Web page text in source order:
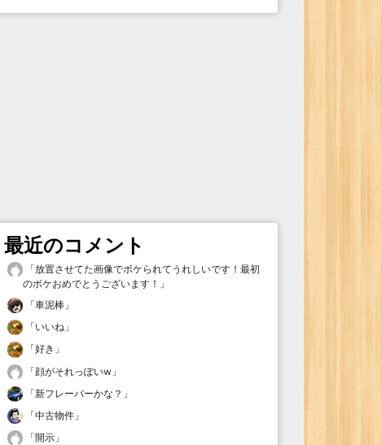
最近のコメント
「放置させてた画像でボケられてうれしいです！最初
のボケおめでとうございます！ 」
「車泥棒 」
「いいね 」
「好き 」
「顔がそれっぽいw 」
「新フレーバーかな？ 」
「中古物件 」
「開示 」